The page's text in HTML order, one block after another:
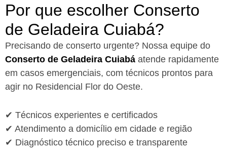
Por que escolher Conserto
de Geladeira Cuiabá?​
Precisando de conserto urgente? Nossa equipe do
Conserto de Geladeira Cuiabá atende rapidamente
em casos emergenciais, com técnicos prontos para
agir no Residencial Flor do Oeste.
✔ Técnicos experientes e certificados
✔ Atendimento a domicílio em cidade e região
✔ Diagnóstico técnico preciso e transparente